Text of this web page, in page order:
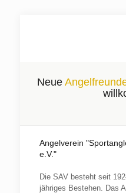
Neue
Angelverein
e.V."
Die SAV besteht seit
jähriges Bestehen. Das